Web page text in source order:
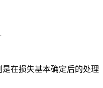
在损失基本确定后的处理